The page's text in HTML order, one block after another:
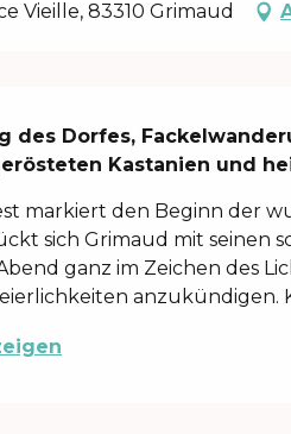
Vieille, 83310 Grimaud
des Dorfes,
Kastanien und
markiert den Beginn der
sich Grimaud mit seinen
ganz im Zeichen des
anzukündigen.